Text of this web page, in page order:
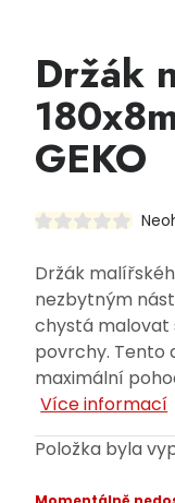
Držák
GEKO
Držák
nezbytným
chystá malovat
povrchy. Tento
maximální
Více informací
Položka byla